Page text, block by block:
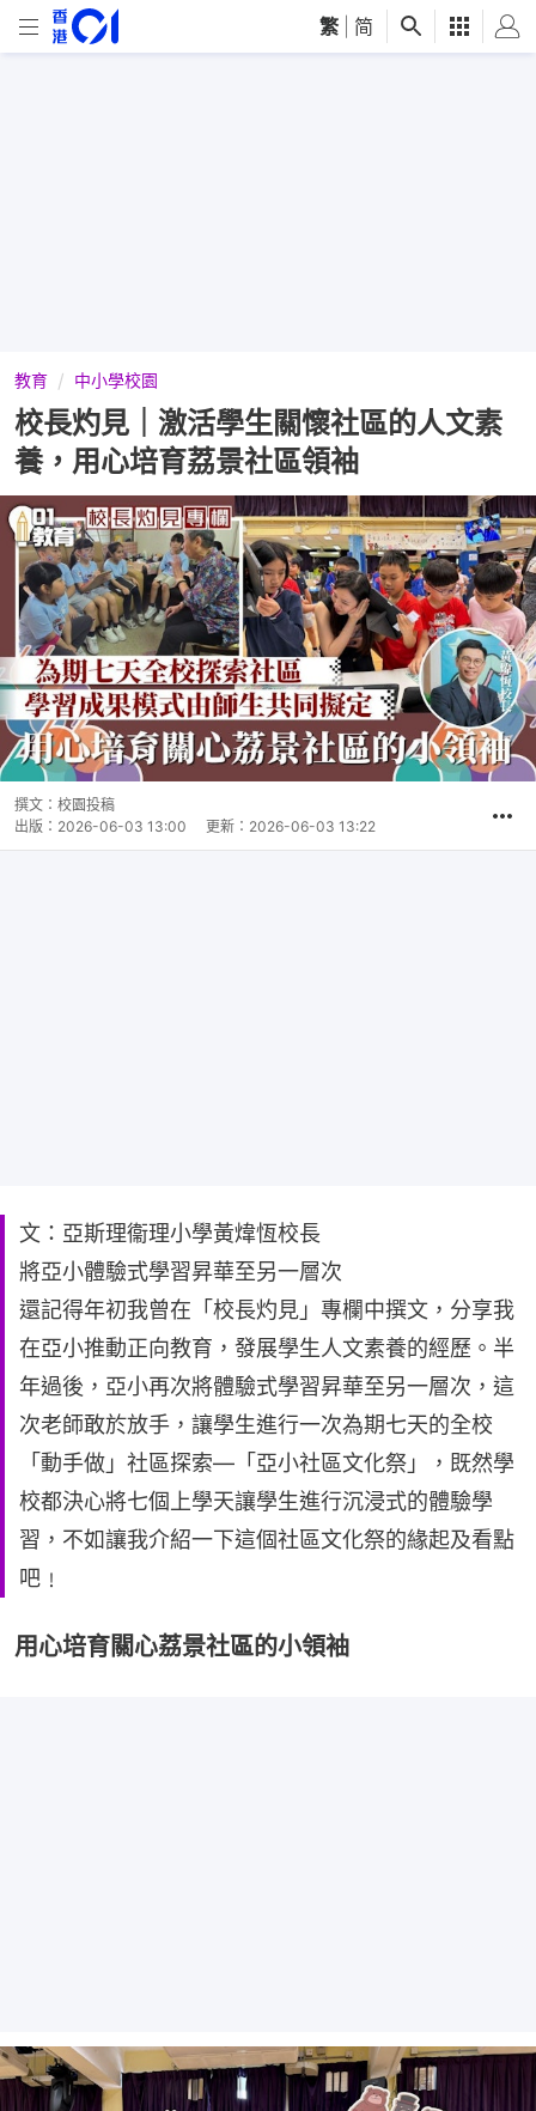
繁 简
教育 中小學校園
校長灼見｜激活學生關懷社區的人文素
養，用心培育荔景社區領袖
撰文： 校園投稿
出版： 2026-06-03 13:00 更新： 2026-06-03 13:22
文：亞斯理衞理小學黃煒恆校長
將亞小體驗式學習昇華至另一層次
還記得年初我曾在「校長灼見」專欄中撰文，分享我
在亞小推動正向教育，發展學生人文素養的經歷。半
年過後，亞小再次將體驗式學習昇華至另一層次，這
次老師敢於放手，讓學生進行一次為期七天的全校
「動手做」社區探索—「亞小社區文化祭」，既然學
校都決心將七個上學天讓學生進行沉浸式的體驗學
習，不如讓我介紹一下這個社區文化祭的緣起及看點
吧﹗
用心培育關心荔景社區的小領袖